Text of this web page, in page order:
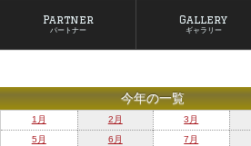
Partner
パートナー
Gallery
ギャラリー
今年の一覧
1月 2月 3月
5月
6月 7月